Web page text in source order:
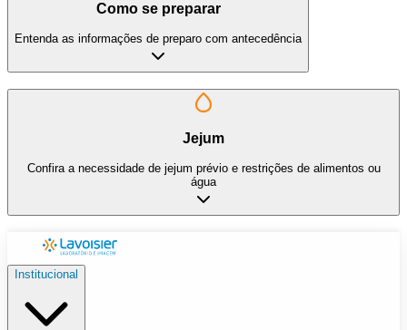
Como se preparar
Entenda as informações de preparo com antecedência
Jejum
Confira a necessidade de jejum prévio e restrições de alimentos ou
água
Institucional